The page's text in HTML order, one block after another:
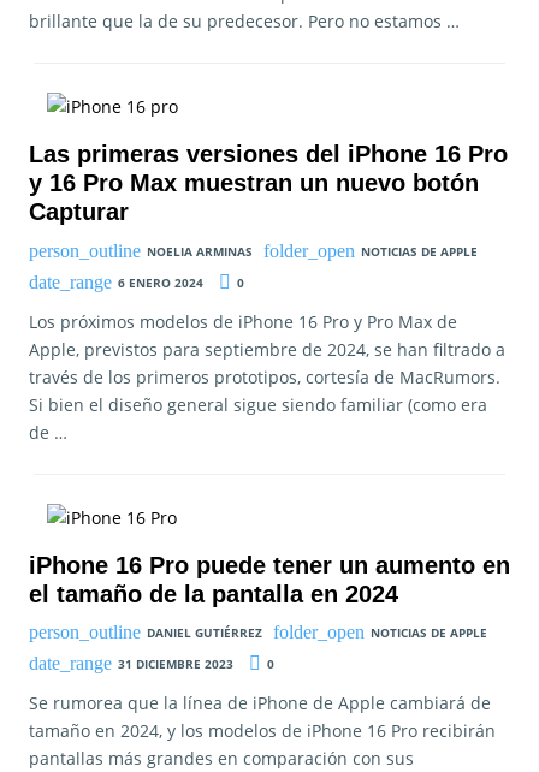
brillante que la de su predecesor. Pero no estamos …
Las primeras versiones del iPhone 16 Pro
y 16 Pro Max muestran un nuevo botón
Capturar
NOELIA ARMINAS
NOTICIAS DE APPLE
6 ENERO 2024
0
Los próximos modelos de iPhone 16 Pro y Pro Max de
Apple, previstos para septiembre de 2024, se han filtrado a
través de los primeros prototipos, cortesía de MacRumors.
Si bien el diseño general sigue siendo familiar (como era
de …
iPhone 16 Pro puede tener un aumento en
el tamaño de la pantalla en 2024
DANIEL GUTIÉRREZ
NOTICIAS DE APPLE
31 DICIEMBRE 2023
0
Se rumorea que la línea de iPhone de Apple cambiará de
tamaño en 2024, y los modelos de iPhone 16 Pro recibirán
pantallas más grandes en comparación con sus